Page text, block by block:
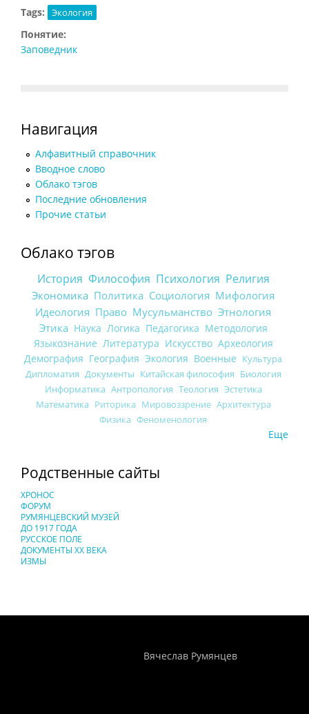
Tags: Экология
Понятие:
Заповедник
Навигация
Алфавитный справочник
Вводное слово
Облако тэгов
Последние обновления
Прочие статьи
Облако тэгов
История Философия Психология Религия
Экономика Политика Социология Мифология
Идеология Право Мусульманство Этнология
Этика Наука Логика Педагогика Методология
Языкознание Литература Искусство Археология
Демография География Экология Военные Культура
Дипломатия Документы Китайская философия Биология
Информатика Антропология Теология Эстетика
Математика Риторика Мировоззрение Архитектура
Физика Феноменология
Еще
Родственные сайты
ХРОНОС
ФОРУМ
РУМЯНЦЕВСКИЙ МУЗЕЙ
ДО 1917 ГОДА
РУССКОЕ ПОЛЕ
ДОКУМЕНТЫ XX ВЕКА
ИЗМЫ
Вячеслав Румянцев